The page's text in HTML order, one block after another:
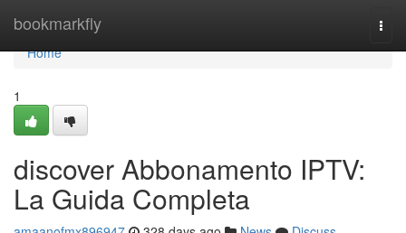
bookmarkfly
Home
Home
1
discover Abbonamento IPTV:
La Guida Completa